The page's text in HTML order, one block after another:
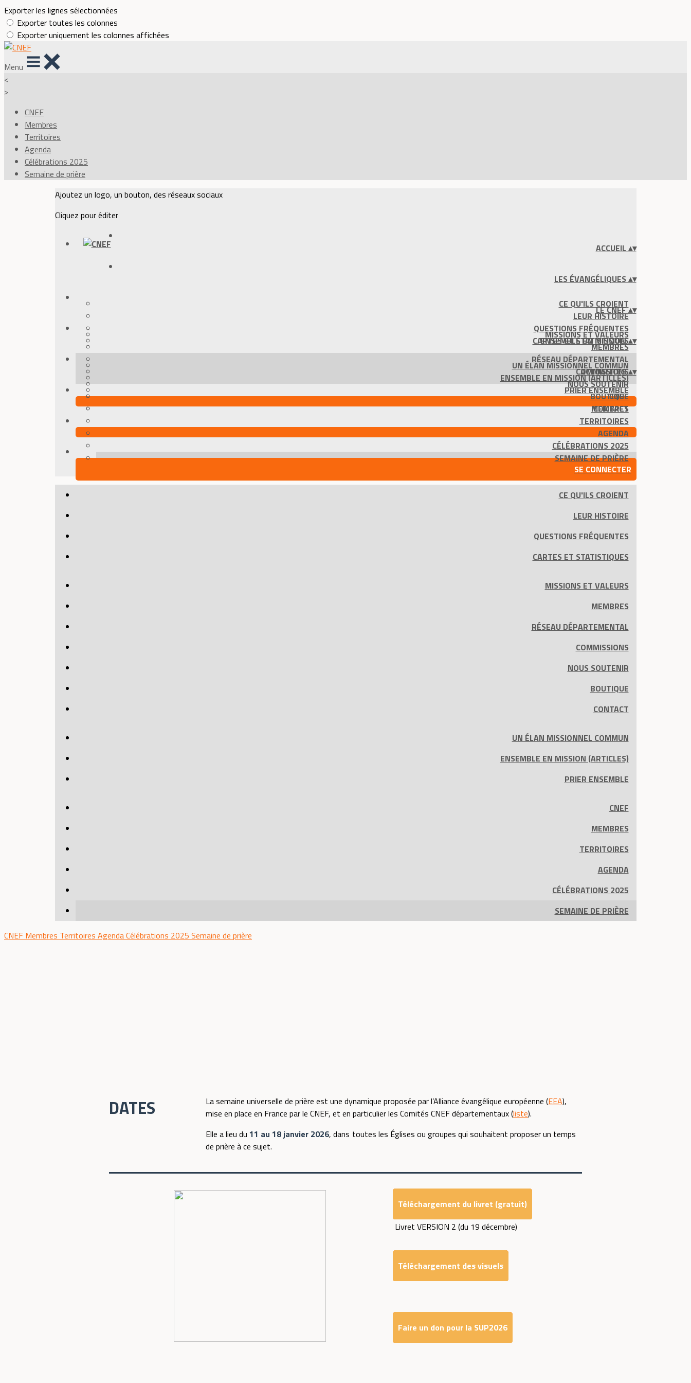
Exporter les lignes sélectionnées
Exporter toutes les colonnes
Exporter uniquement les colonnes affichées
Menu
<
>
CNEF
Membres
Territoires
Agenda
Célébrations 2025
Semaine de prière
Ajoutez un logo, un bouton, des réseaux sociaux
Cliquez pour éditer
ACCUEIL ▴▾
LES ÉVANGÉLIQUES ▴▾
CE QU'ILS CROIENT
LEUR HISTOIRE
QUESTIONS FRÉQUENTES
CARTES ET STATISTIQUES
LE CNEF▴▾
MISSIONS ET VALEURS
MEMBRES
RÉSEAU DÉPARTEMENTAL
COMMISSIONS
NOUS SOUTENIR
BOUTIQUE
CONTACT
ENSEMBLE EN MISSION▴▾
UN ÉLAN MISSIONNEL COMMUN
ENSEMBLE EN MISSION (ARTICLES)
PRIER ENSEMBLE
ACTUALITÉS▴▾
CNEF
MEMBRES
TERRITOIRES
AGENDA
CÉLÉBRATIONS 2025
SEMAINE DE PRIÈRE
SE CONNECTER
CE QU'ILS CROIENT
LEUR HISTOIRE
QUESTIONS FRÉQUENTES
CARTES ET STATISTIQUES
MISSIONS ET VALEURS
MEMBRES
RÉSEAU DÉPARTEMENTAL
COMMISSIONS
NOUS SOUTENIR
BOUTIQUE
CONTACT
UN ÉLAN MISSIONNEL COMMUN
ENSEMBLE EN MISSION (ARTICLES)
PRIER ENSEMBLE
CNEF
MEMBRES
TERRITOIRES
AGENDA
CÉLÉBRATIONS 2025
SEMAINE DE PRIÈRE
CNEF Membres Territoires AgendaCélébrations 2025 Semaine de prière
DATES La semaine universelle de prière est une dynamique proposée par l’Alliance évangélique européenne (EEA),
mise en place en France par le CNEF, et en particulier les Comités CNEF départementaux (liste).
Elle a lieu du 11 au 18 janvier 2026, dans toutes les Églises ou groupes qui souhaitent proposer un temps
de prière à ce sujet.
Téléchargement du livret (gratuit)
Livret VERSION 2 (du 19 décembre)
Téléchargement des visuels
Faire un don pour la SUP2026